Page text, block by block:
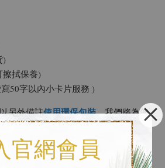
官網會員
)
擦拭保養)
50字以內小卡片服務 )
另外備註使用環保包裝，我們將為您
，其餘基本配備及防撞措施都會準備